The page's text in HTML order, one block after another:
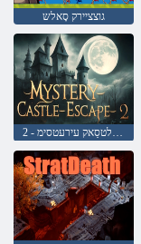
גוצציירק סָאלש